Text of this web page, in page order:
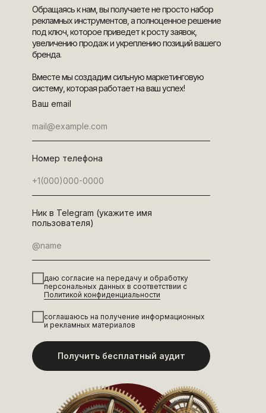
Ваш email
Номер телефона
Ник в Telegram (укажите имя
пользователя)
даю согласие на передачу и обработку
персональных данных в соответствии с
Политикой конфиденциальности
соглашаюсь на получение информационных
и рекламных материалов
Получить бесплатный аудит
Обращаясь к нам, вы получаете не просто набор
рекламных инструментов, а полноценное решение
под ключ, которое приведет к росту заявок,
увеличению продаж и укреплению позиций вашего
бренда.
Вместе мы создадим сильную маркетинговую
систему, которая работает на ваш успех!